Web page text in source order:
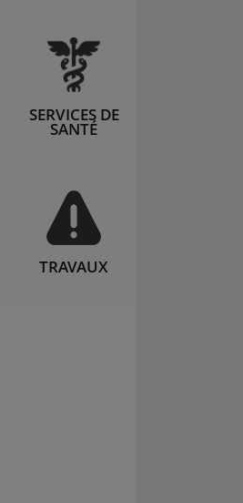
SERVICES DE
SANTÉ
TRAVAUX